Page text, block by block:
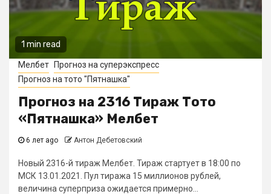
1 min read
Мелбет
Прогноз на суперэкспресс
Прогноз на тото "Пятнашка"
Прогноз на 2316 Тираж Тото
«Пятнашка» Мелбет
6 лет ago Антон Дебетовский
Новый 2316-й тираж Мелбет. Тираж стартует в 18:00 по
МСК 13.01.2021. Пул тиража 15 миллионов рублей,
величина суперприза ожидается примерно...